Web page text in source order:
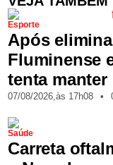
Esporte
Após
Fluminense
tenta
07/08/2026,às 17h08 •
Saúde
Carreta